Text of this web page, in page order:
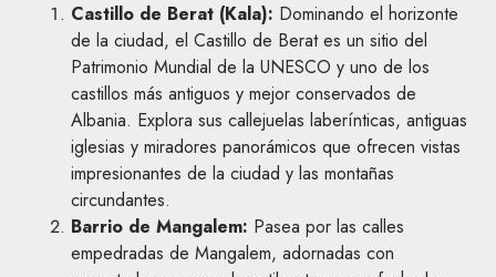
Castillo de Berat (Kala): Dominando el horizonte
de la ciudad, el Castillo de Berat es un sitio del
Patrimonio Mundial de la UNESCO y uno de los
castillos más antiguos y mejor conservados de
Albania. Explora sus callejuelas laberínticas, antiguas
iglesias y miradores panorámicos que ofrecen vistas
impresionantes de la ciudad y las montañas
circundantes.
Barrio de Mangalem: Pasea por las calles
empedradas de Mangalem, adornadas con